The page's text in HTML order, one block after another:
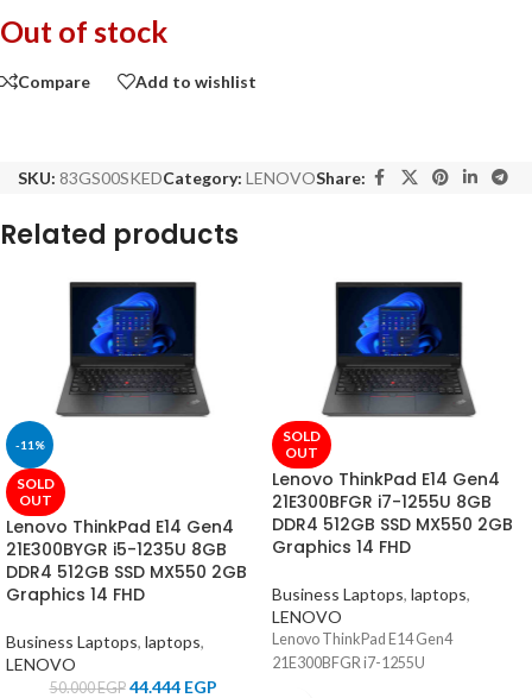
Out of stock
Compare Add to wishlist
SKU: 83GS00SKEDCategory: LENOVOShare:
Related products
-11%
SOLD
OUT
Lenovo ThinkPad E14 Gen4
21E300BYGR i5-1235U 8GB
DDR4 512GB SSD MX550 2GB
Graphics 14 FHD
Business Laptops, laptops,
LENOVO
50.000EGP 44.444 EGP
SOLD
OUT
Lenovo ThinkPad E14 Gen4
21E300BFGR i7-1255U 8GB
DDR4 512GB SSD MX550 2GB
Graphics 14 FHD
Business Laptops, laptops,
LENOVO
Lenovo ThinkPad E14 Gen4
21E300BFGR i7-1255U